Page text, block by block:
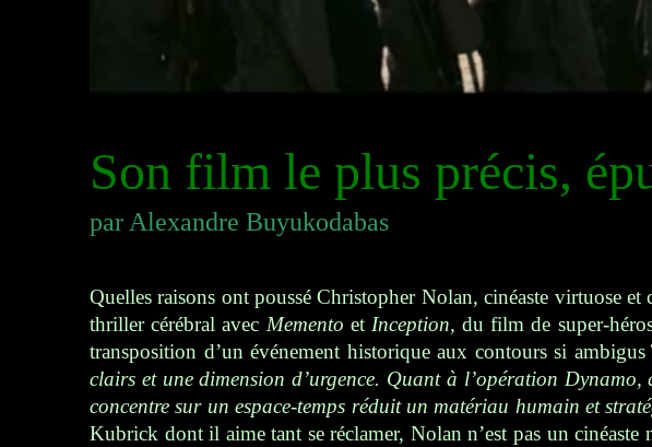
Son film le plus précis,
par Alexandre Buyukodabas
Quelles raisons ont poussé Christopher Nolan, cinéaste virtuose
thriller cérébralavec Memento et Inception,du film de super-
transposition d’un événement historique aux contours si
clairs et une dimension d’urgence. Quant à l’opération
concentre sur un espace-temps réduit un matériau humain et
Kubrick dont il aime tant se réclamer, Nolan n’est pas un